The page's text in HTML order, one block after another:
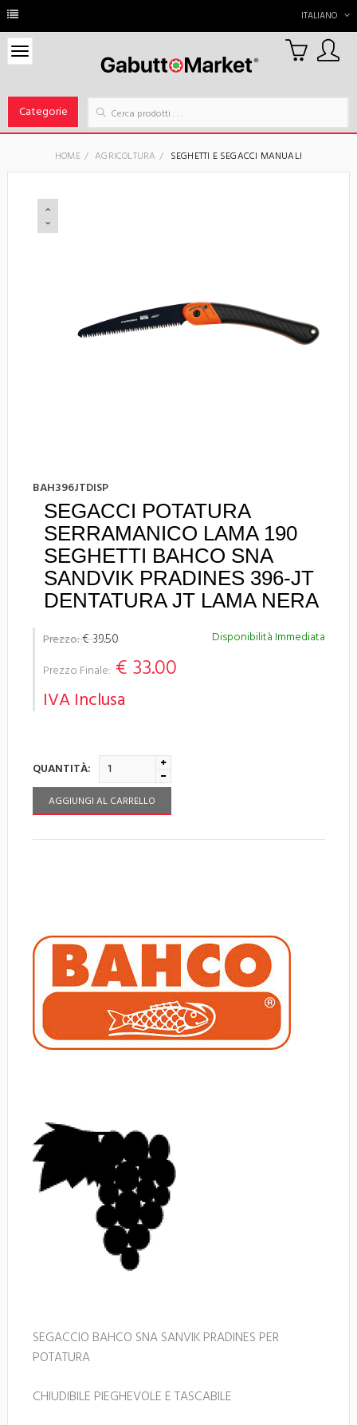
ITALIANO
Categorie
0
Carrello
HOME AGRICOLTURA SEGHETTI E SEGACCI MANUALI
BAH396JTDISP
SEGACCI POTATURA
SERRAMANICO LAMA 190
SEGHETTI BAHCO SNA
SANDVIK PRADINES 396-JT
DENTATURA JT LAMA NERA
Disponibilità Immediata
Prezzo:€ 39.50
Prezzo Finale: € 33.00
IVA Inclusa
QUANTITÀ:
AGGIUNGI AL CARRELLO
SEGACCIO BAHCO SNA SANVIK PRADINES PER
POTATURA
CHIUDIBILE PIEGHEVOLE E TASCABILE